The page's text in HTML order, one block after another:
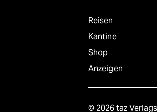
Reisen
Kantine
Shop
Anzeigen
© 2026 taz